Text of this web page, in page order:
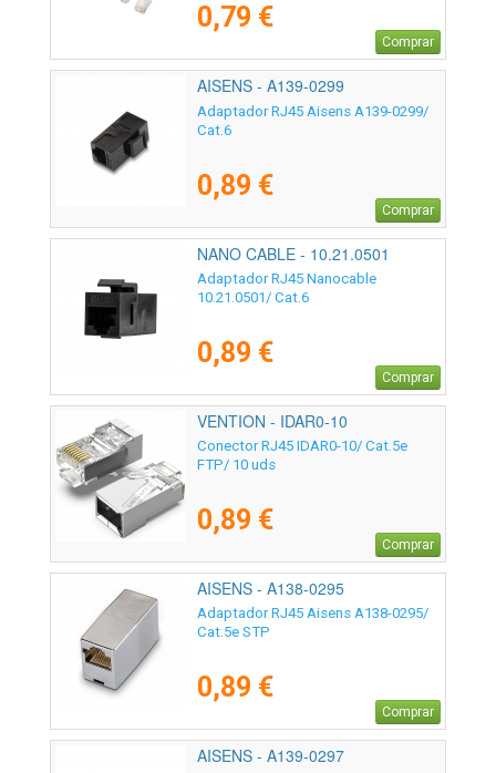
0,79 €
Comprar
AISENS - A139-0299
Adaptador RJ45 Aisens A139-0299/
Cat.6
0,89 €
Comprar
NANO CABLE - 10.21.0501
Adaptador RJ45 Nanocable
10.21.0501/ Cat.6
0,89 €
Comprar
VENTION - IDAR0-10
Conector RJ45 IDAR0-10/ Cat.5e
FTP/ 10 uds
0,89 €
Comprar
AISENS - A138-0295
Adaptador RJ45 Aisens A138-0295/
Cat.5e STP
0,89 €
Comprar
AISENS - A139-0297